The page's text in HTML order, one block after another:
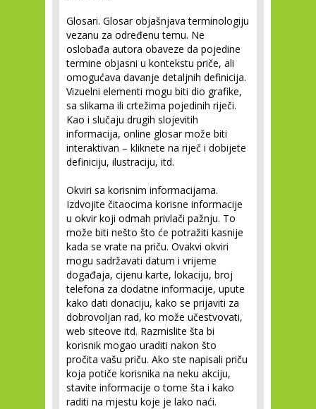
Glosari. Glosar objašnjava terminologiju
vezanu za određenu temu. Ne
oslobađa autora obaveze da pojedine
termine objasni u kontekstu priče, ali
omogućava davanje detaljnih definicija.
Vizuelni elementi mogu biti dio grafike,
sa slikama ili crtežima pojedinih riječi.
Kao i slučaju drugih slojevitih
informacija, online glosar može biti
interaktivan – kliknete na riječ i dobijete
definiciju, ilustraciju, itd.
Okviri sa korisnim informacijama.
Izdvojite čitaocima korisne informacije
u okvir koji odmah privlači pažnju. To
može biti nešto što će potražiti kasnije
kada se vrate na priču. Ovakvi okviri
mogu sadržavati datum i vrijeme
događaja, cijenu karte, lokaciju, broj
telefona za dodatne informacije, upute
kako dati donaciju, kako se prijaviti za
dobrovoljan rad, ko može učestvovati,
web siteove itd. Razmislite šta bi
korisnik mogao uraditi nakon što
pročita vašu priču. Ako ste napisali priču
koja potiče korisnika na neku akciju,
stavite informacije o tome šta i kako
raditi na mjestu koje je lako naći.